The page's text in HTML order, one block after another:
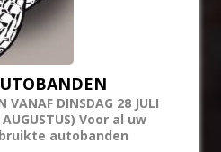
VANAF DINSDAG 28 JULI
Voor al uw
autobanden